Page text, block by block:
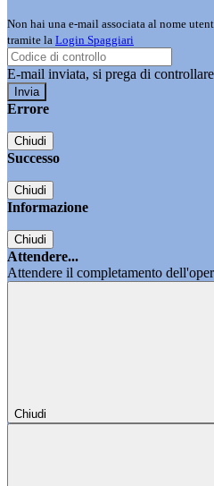
Non hai una e-mail associata al nome
tramite la Login Spaggiari
E-mail inviata, si prega di
Errore
Chiudi
Successo
Chiudi
Informazione
Chiudi
Attendere...
Attendere il completamento
Chiudi